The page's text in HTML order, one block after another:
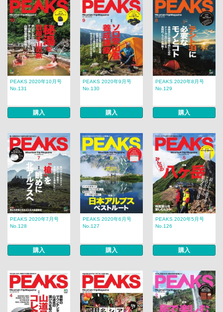
PEAKS 2020年10月号
No.131
購入
PEAKS 2020年9月号
No.130
購入
PEAKS 2020年8月号
No.129
購入
PEAKS 2020年7月号
No.128
購入
PEAKS 2020年6月号
No.127
購入
PEAKS 2020年5月号
No.126
購入